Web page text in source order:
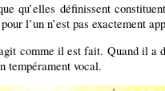
qu’elles définissent
l’un n’est pas exactement
comme il est fait. Quand il a
tempérament vocal.